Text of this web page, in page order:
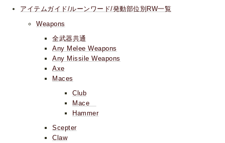
アイテムガイド/ルーンワード/発動部位別RW一覧
Weapons
全武器共通
Any Melee Weapons
Any Missile Weapons
Axe
Maces
Club
Mace
Hammer
Scepter
Claw